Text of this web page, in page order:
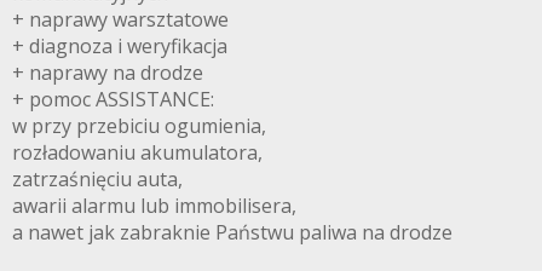
+ naprawy warsztatowe
+ diagnoza i weryfikacja
+ naprawy na drodze
+ pomoc ASSISTANCE:
w przy przebiciu ogumienia,
rozładowaniu akumulatora,
zatrzaśnięciu auta,
awarii alarmu lub immobilisera,
a nawet jak zabraknie Państwu paliwa na drodze